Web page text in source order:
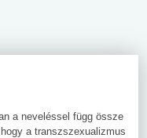
a neveléssel függ össze
a transzszexualizmus